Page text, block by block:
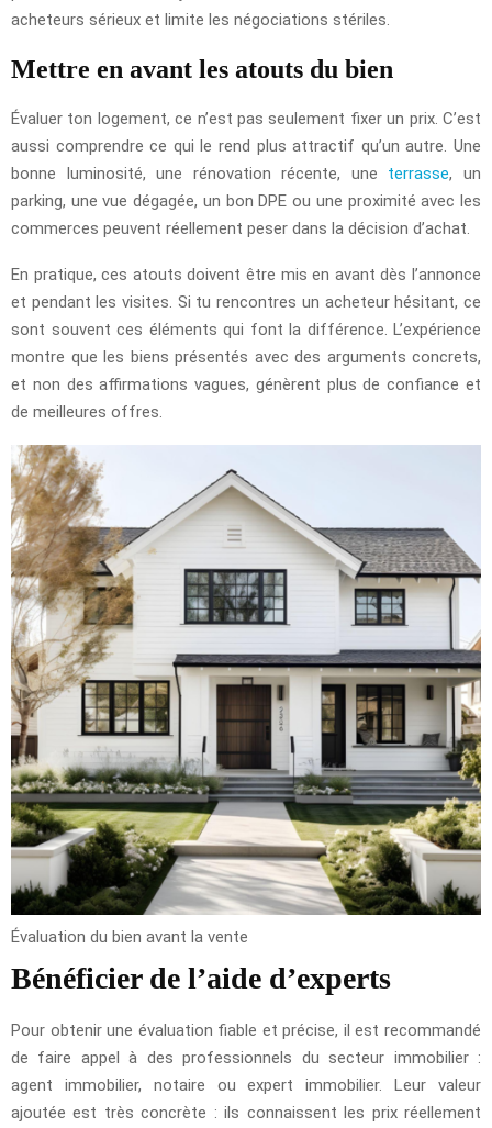
acheteurs sérieux et limite les négociations stériles.
Mettre en avant les atouts du bien
Évaluer ton logement, ce n’est pas seulement fixer un prix. C’est
aussi comprendre ce qui le rend plus attractif qu’un autre. Une
bonne luminosité, une rénovation récente, une terrasse, un
parking, une vue dégagée, un bon DPE ou une proximité avec les
commerces peuvent réellement peser dans la décision d’achat.
En pratique, ces atouts doivent être mis en avant dès l’annonce
et pendant les visites. Si tu rencontres un acheteur hésitant, ce
sont souvent ces éléments qui font la différence. L’expérience
montre que les biens présentés avec des arguments concrets,
et non des affirmations vagues, génèrent plus de confiance et
de meilleures offres.
Évaluation du bien avant la vente
Bénéficier de l’aide d’experts
Pour obtenir une évaluation fiable et précise, il est recommandé
de faire appel à des professionnels du secteur immobilier :
agent immobilier, notaire ou expert immobilier. Leur valeur
ajoutée est très concrète : ils connaissent les prix réellement